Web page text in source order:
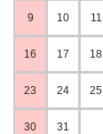
9 10 11
16 17 18
23 24 25
30 31